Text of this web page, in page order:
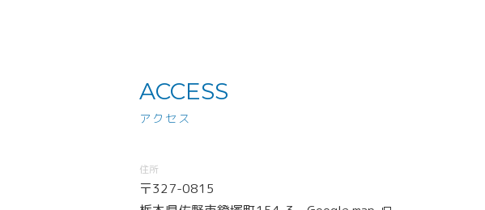
ACCESS
アクセス
住所
〒327-0815